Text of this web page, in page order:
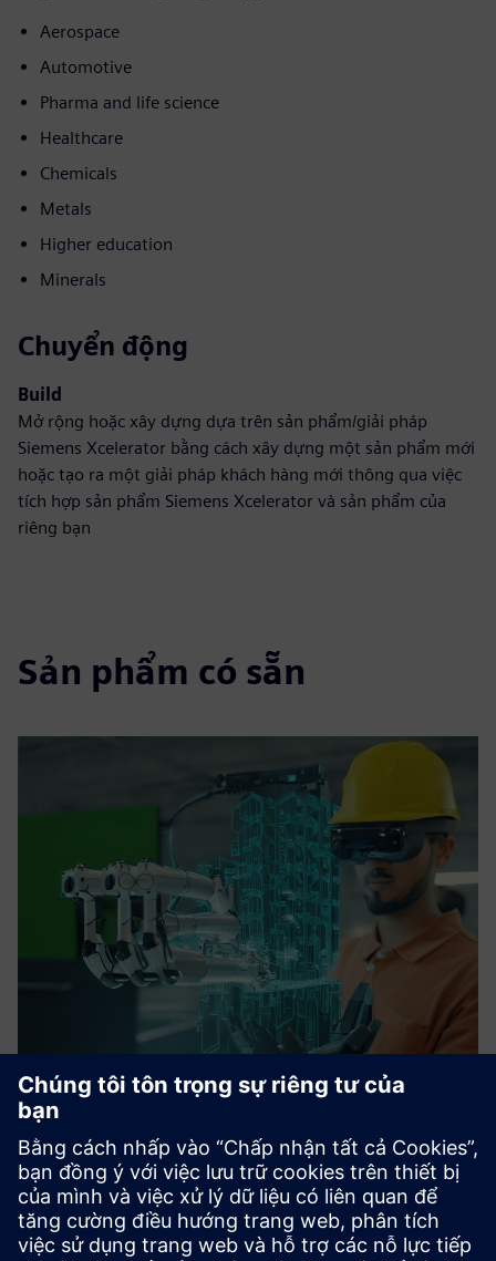
Aerospace
Automotive
Pharma and life science
Healthcare
Chemicals
Metals
Higher education
Minerals
Chuyển động
Build
Mở rộng hoặc xây dựng dựa trên sản phẩm/giải pháp
Siemens Xcelerator bằng cách xây dựng một sản phẩm mới
hoặc tạo ra một giải pháp khách hàng mới thông qua việc
tích hợp sản phẩm Siemens Xcelerator và sản phẩm của
riêng bạn
Sản phẩm có sẵn
InsightXR
InsightXR cách mạng hóa phân tích dữ liệu công nghiệp và
giải quyết vấn đề bằng cách tích hợp liền mạch công nghệ
XR với sức mạnh của MindSphere Insights Hubs. Ứng dụng
toàn diện này cung cấp một giải pháp hấp dẫn để trực quan